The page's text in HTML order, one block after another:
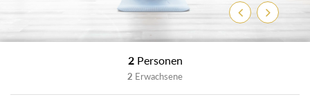
ZurückWeiter
2 Personen
2 Erwachsene